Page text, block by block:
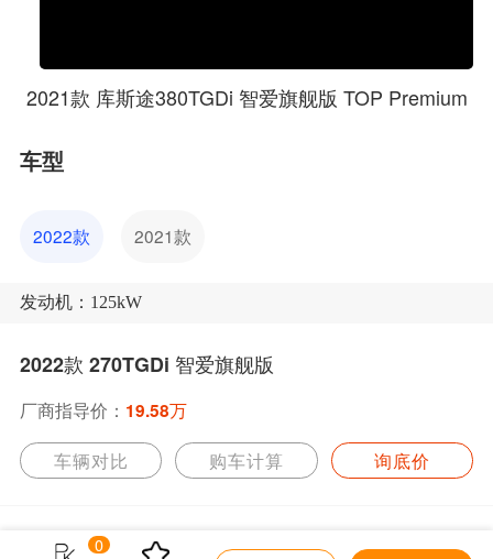
2021款 库斯途380TGDi 智爱旗舰版 TOP Premium
车型
2022款 2021款
发动机：125kW
2022款 270TGDi 智爱旗舰版
厂商指导价： 19.58万
车辆对比 购车计算 询底价
0